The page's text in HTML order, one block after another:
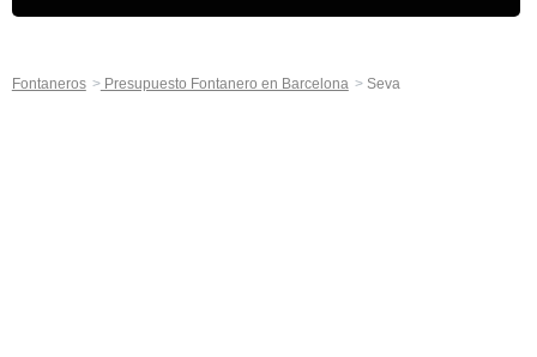
Fontaneros Presupuesto Fontanero en Barcelona Seva